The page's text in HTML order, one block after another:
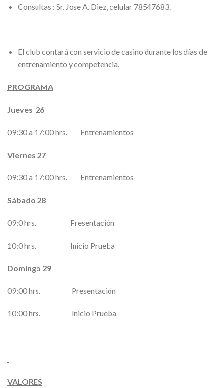
Consultas : Sr. Jose A. Diez, celular 78547683.
El club contará con servicio de casino durante los días de
entrenamiento y competencia.
PROGRAMA
Jueves 26
09:30 a 17:00 hrs. Entrenamientos
Viernes 27
09:30 a 17:00 hrs. Entrenamientos
Sábado 28
09:0 hrs. Presentación
10:0 hrs. Inicio Prueba
Domingo 29
09:00 hrs. Presentación
10:00 hrs. Inicio Prueba
VALORES